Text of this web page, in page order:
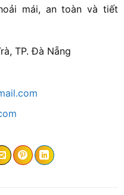
mái, an toàn và tiết
TP. Đà Nẵng